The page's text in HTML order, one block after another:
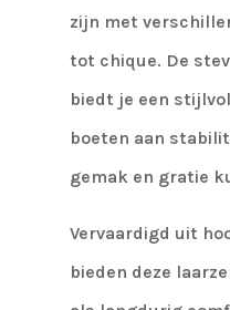
zijn met
tot chique. De
biedt je een
boeten aan
gemak en gratie
Vervaardigd uit
bieden deze